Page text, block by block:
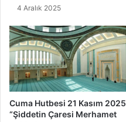
4 Aralık 2025
Cuma Hutbesi 21 Kasım 2025
“Şiddetin Çaresi Merhamet